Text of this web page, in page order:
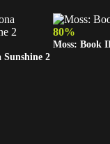
Sunshine 2
80%
Moss: Book